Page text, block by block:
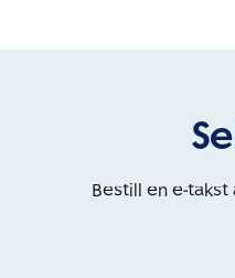
Bestill en e-